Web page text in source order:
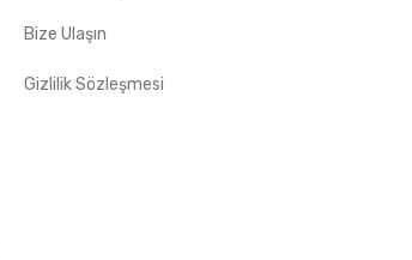
Bize Ulaşın
Gizlilik Sözleşmesi